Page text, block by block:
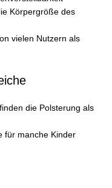
Körpergröße des
vielen Nutzern als
die Polsterung als
für manche Kinder